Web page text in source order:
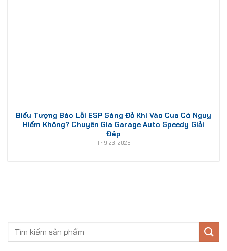
Biểu Tượng Báo Lỗi ESP Sáng Đỏ Khi Vào Cua Có Nguy
Hiểm Không? Chuyên Gia Garage Auto Speedy Giải
Đáp
Th9 23, 2025